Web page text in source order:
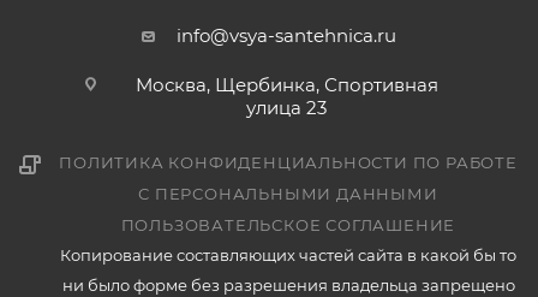
info@vsya-santehnica.ru
Москва, Щербинка, Спортивная
улица 23
ПОЛИТИКА КОНФИДЕНЦИАЛЬНОСТИ ПО РАБОТЕ
С ПЕРСОНАЛЬНЫМИ ДАННЫМИ
ПОЛЬЗОВАТЕЛЬСКОЕ СОГЛАШЕНИЕ
Копирование составляющих частей сайта в какой бы то
ни было форме без разрешения владельца запрещено